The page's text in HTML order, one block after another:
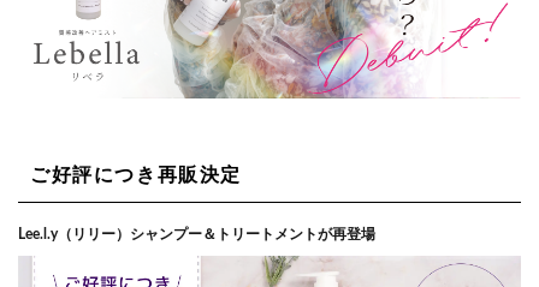
ご好評につき再販決定
Lee.l.y（リリー）シャンプー＆トリートメントが再登場